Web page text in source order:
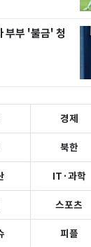
부부 '불금' 청
경제
북한
IT·과학
스포츠
피플